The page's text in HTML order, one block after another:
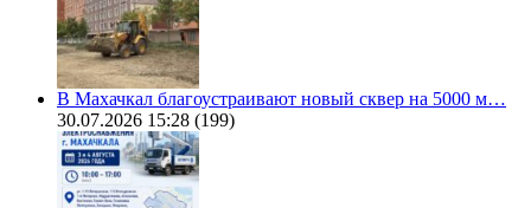
В Махачкал благоустраивают новый сквер на 5000 м…
30.07.2026 15:28 (199)